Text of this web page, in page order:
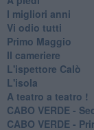
I migliori anni
Vi odio tutti
Primo Maggio
Il cameriere
L'ispettore Calò
L'isola
A teatro a teatro !
CABO VERDE -
CABO VERDE -